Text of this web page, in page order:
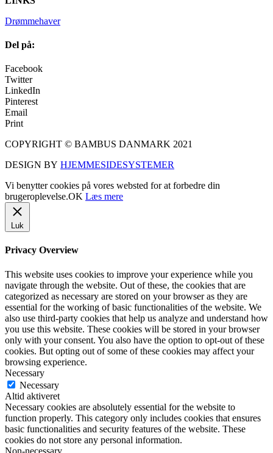
Drømmehaver
Del på:
Facebook
Twitter
LinkedIn
Pinterest
Email
Print
COPYRIGHT © BAMBUS DANMARK 2021
DESIGN BY HJEMMESIDESYSTEMER
Vi benytter cookies på vores websted for at forbedre din
brugeroplevelse.OK Læs mere
Luk
Privacy Overview
This website uses cookies to improve your experience while you
navigate through the website. Out of these, the cookies that are
categorized as necessary are stored on your browser as they are
essential for the working of basic functionalities of the website. We
also use third-party cookies that help us analyze and understand how
you use this website. These cookies will be stored in your browser
only with your consent. You also have the option to opt-out of these
cookies. But opting out of some of these cookies may affect your
browsing experience.
Necessary
Necessary
Altid aktiveret
Necessary cookies are absolutely essential for the website to
function properly. This category only includes cookies that ensures
basic functionalities and security features of the website. These
cookies do not store any personal information.
Non-necessary